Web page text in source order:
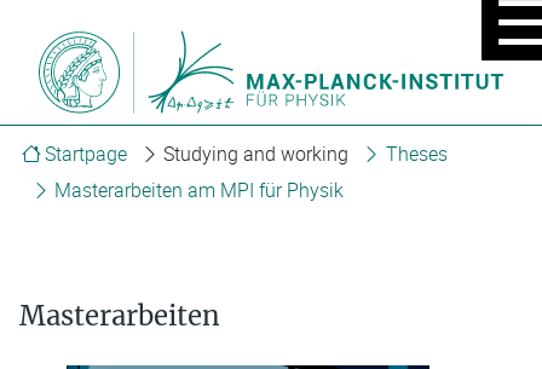
MENU
ON/
Startpage Studying and working
Theses
Masterarbeiten am MPI für Physik
Masterarbeiten